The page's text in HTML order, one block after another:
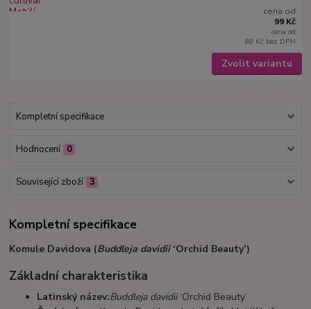
cena od
99 Kč
cena od
88 Kč bez DPH
Zvolit variantu
Kompletní specifikace
Hodnocení 0
Související zboží 3
Kompletní specifikace
Komule Davidova (Buddleja davidii‘Orchid Beauty’)
Základní charakteristika
Latinský název:Buddleja davidii‘Orchid Beauty’